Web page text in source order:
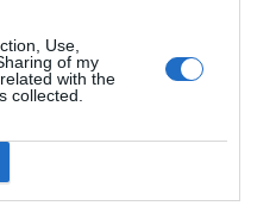
Use,
of my
with the
collected.